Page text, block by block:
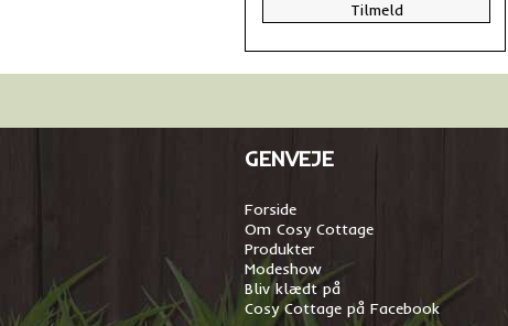
GENVEJE
Forside
Om Cosy Cottage
Produkter
Modeshow
Bliv klædt på
Cosy Cottage på Facebook